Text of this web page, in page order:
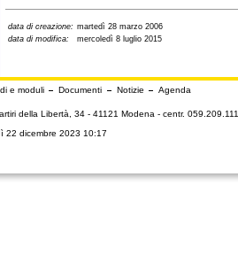
data di creazione: martedì 28 marzo 2006
data di modifica:
mercoledì 8 luglio 2015
e moduli Documenti Notizie
Agenda
della Libertà, 34 - 41121 Modena - centr. 059.209.111
22 dicembre 2023 10:17